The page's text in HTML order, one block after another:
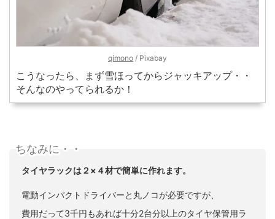
qimono / Pixabay
こうなったら、まず雪ほってからジャッキアップ・・
そんなのやってられるか！
ちなみに・・
タイヤラックは２×４材で簡単に作れます。
電動インパクトドライバーと丸ノコが必要ですが、
費用だって3千円もあれば十分2台分以上のタイヤ保管用ラ